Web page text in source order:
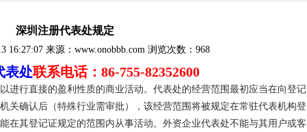
深圳注册代表处规定
16:27:07 来源： www.onobbb.com 浏览次数：968
表处联系电话：86-755-82352600
进行直接的盈利性质的商业活动。代表处的经营范围最初应当在向登记
关确认后（特殊行业需审批），该经营范围将被规定在常驻代表机构登
在其登记证规定的范围内从事活动。外资企业代表处不能与其用户或客